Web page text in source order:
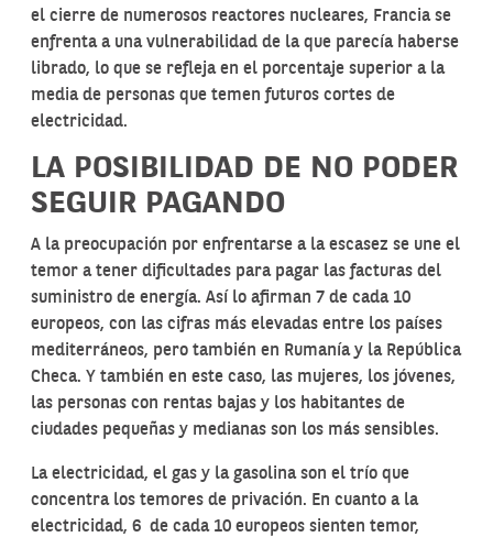
el cierre de numerosos reactores nucleares, Francia se
enfrenta a una vulnerabilidad de la que parecía haberse
librado, lo que se refleja en el porcentaje superior a la
media de personas que temen futuros cortes de
electricidad.
LA POSIBILIDAD DE NO PODER
SEGUIR PAGANDO
A la preocupación por enfrentarse a la escasez se une el
temor a tener dificultades para pagar las facturas del
suministro de energía. Así lo afirman 7 de cada 10
europeos, con las cifras más elevadas entre los países
mediterráneos, pero también en Rumanía y la República
Checa. Y también en este caso, las mujeres, los jóvenes,
las personas con rentas bajas y los habitantes de
ciudades pequeñas y medianas son los más sensibles.
La electricidad, el gas y la gasolina son el trío que
concentra los temores de privación. En cuanto a la
electricidad, 6 de cada 10 europeos sienten temor,